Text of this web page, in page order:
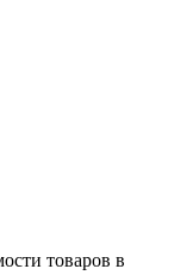
товаров в